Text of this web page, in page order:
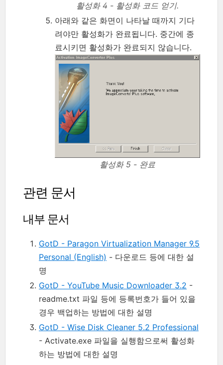
활성화 4 - 활성화 코드 얻기.
아래와 같은 화면이 나타날 때까지 기다
려야만 활성화가 완료됩니다. 중간에 종
료시키면 활성화가 완료되지 않습니다.
활성화 5 - 완료
관련 문서
내부 문서
GotD - Paragon Virtualization Manager 9.5
Personal (English) - 다운로드 등에 대한 설
명
GotD - YouTube Music Downloader 3.2 -
readme.txt 파일 등에 등록번호가 들어 있을
경우 백업하는 방법에 대한 설명
GotD - Wise Disk Cleaner 5.2 Professional
- Activate.exe 파일을 실행함으로써 활성화
하는 방법에 대한 설명